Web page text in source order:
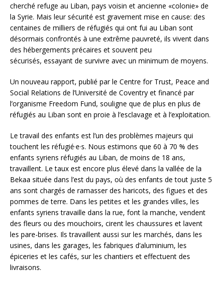
cherché refuge au Liban, pays voisin et ancienne «colonie» de
la Syrie. Mais leur sécurité est gravement mise en cause: des
centaines de milliers de réfugiés qui ont fui au Liban sont
désormais confrontés à une extrême pauvreté, ils vivent dans
des hébergements précaires et souvent peu
sécurisés, essayant de survivre avec un minimum de moyens.
Un nouveau rapport, publié par le Centre for Trust, Peace and
Social Relations de l’Université de Coventry et financé par
l’organisme Freedom Fund, souligne que de plus en plus de
réfugiés au Liban sont en proie à l’esclavage et à l’exploitation.
Le travail des enfants est l’un des problèmes majeurs qui
touchent les réfugié·e·s. Nous estimons que 60 à 70 % des
enfants syriens réfugiés au Liban, de moins de 18 ans,
travaillent. Le taux est encore plus élevé dans la vallée de la
Bekaa située dans l’est du pays, où des enfants de tout juste 5
ans sont chargés de ramasser des haricots, des figues et des
pommes de terre. Dans les petites et les grandes villes, les
enfants syriens travaille dans la rue, font la manche, vendent
des fleurs ou des mouchoirs, cirent les chaussures et lavent
les pare-brises. Ils travaillent aussi sur les marchés, dans les
usines, dans les garages, les fabriques d’aluminium, les
épiceries et les cafés, sur les chantiers et effectuent des
livraisons.